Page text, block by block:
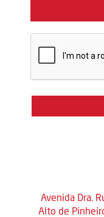
Avenida Dra.
Alto de